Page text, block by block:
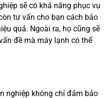
sẽ có khả năng phục vụ
tư vấn cho bạn cách bảo
quả. Ngoài ra, họ cũng sẽ
đề mà máy lạnh có thể
nghiệp không chỉ đảm bảo